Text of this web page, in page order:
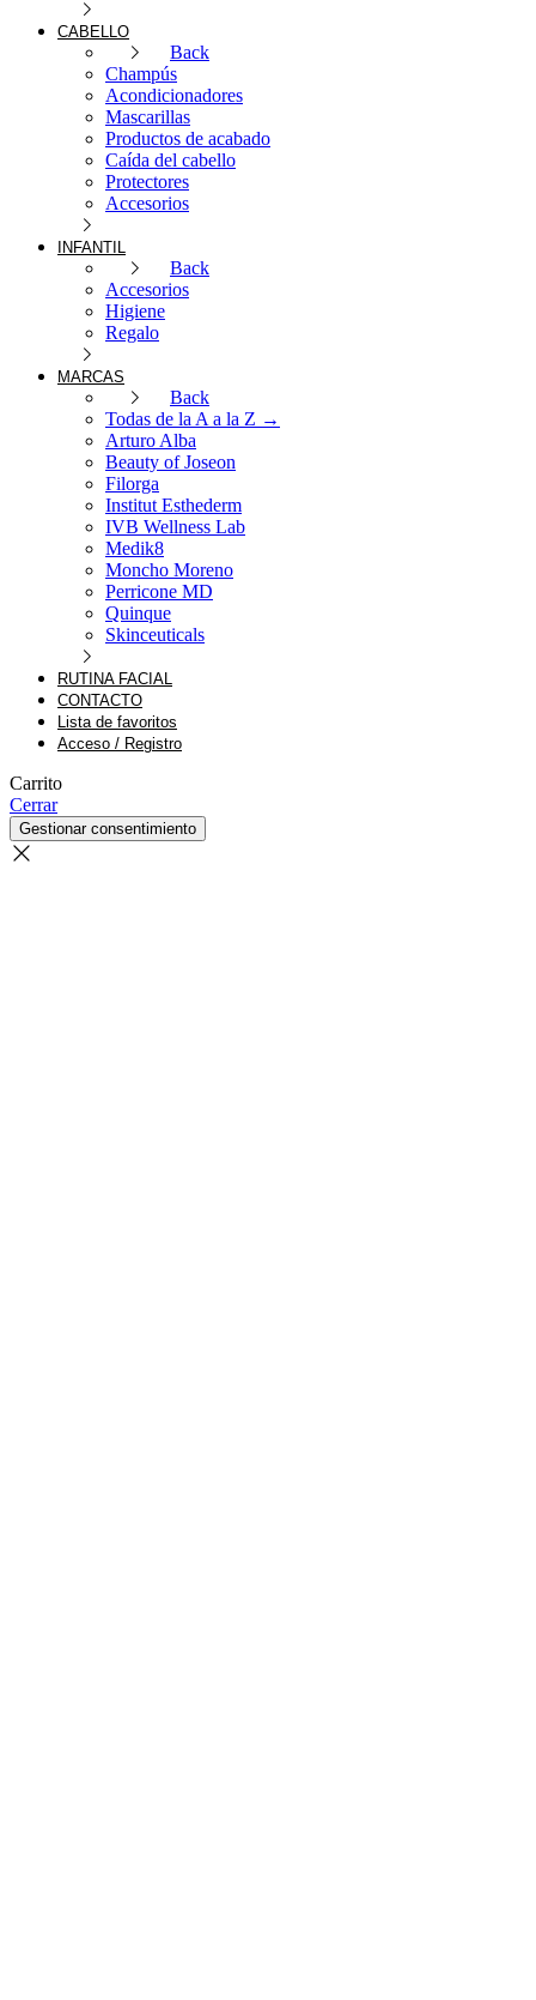
CABELLO
Back
Champús
Acondicionadores
Mascarillas
Productos de acabado
Caída del cabello
Protectores
Accesorios
INFANTIL
Back
Accesorios
Higiene
Regalo
MARCAS
Back
Todas de la A a la Z →
Arturo Alba
Beauty of Joseon
Filorga
Institut Esthederm
IVB Wellness Lab
Medik8
Moncho Moreno
Perricone MD
Quinque
Skinceuticals
RUTINA FACIAL
CONTACTO
Lista de favoritos
Acceso / Registro
Carrito
Cerrar
Gestionar consentimiento